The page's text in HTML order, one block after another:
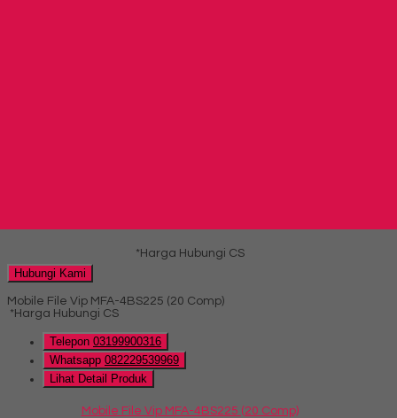
*Harga Hubungi CS
Hubungi Kami
Mobile File Vip MFA-4BS225 (20 Comp)
*Harga Hubungi CS
Telepon 03199900316
Whatsapp 082229539969
Lihat Detail Produk
Mobile File Vip MFA-4BS225 (20 Comp)